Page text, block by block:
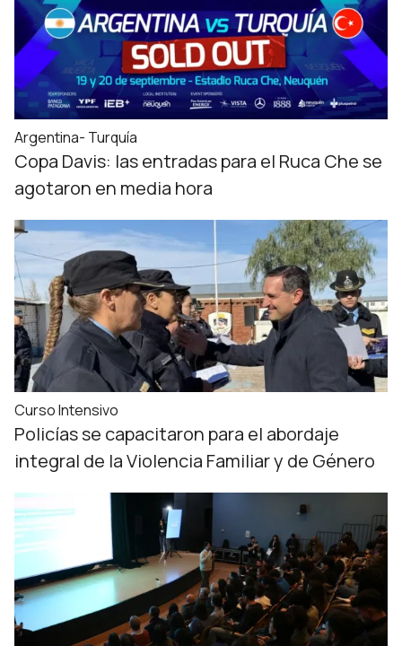
Argentina- Turquía
Copa Davis: las entradas para el Ruca Che se
agotaron en media hora
Curso Intensivo
Policías se capacitaron para el abordaje
integral de la Violencia Familiar y de Género